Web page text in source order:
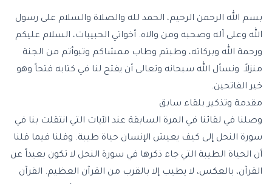
بسم الله الرحمن الرحيم، الحمد لله والصلاة والسلام على رسول
الله وعلى آله وصحبه ومن والاه. أخواتي الحبيبات، السلام عليكم
ورحمة الله وبركاته، وطبتم وطاب ممشاكم وتبوأتم من الجنة
منزلاً. ونسأل الله سبحانه وتعالى أن يفتح لنا في كتابه فتحاً وهو
خير الفاتحين.
مقدمة وتذكير بلقاء سابق
وصلنا في لقائنا في المرة السابقة عند الآيات التي انتقلت بنا في
سورة النحل إلى كيف يعيش الإنسان حياة طيبة. وقلنا فيما قلنا
أن الحياة الطيبة التي جاء ذكرها في سورة النحل لا تكون بعيداً عن
القرآن، بالعكس، لا يطيب إلا بالقرب من القرآن العظيم. القرآن